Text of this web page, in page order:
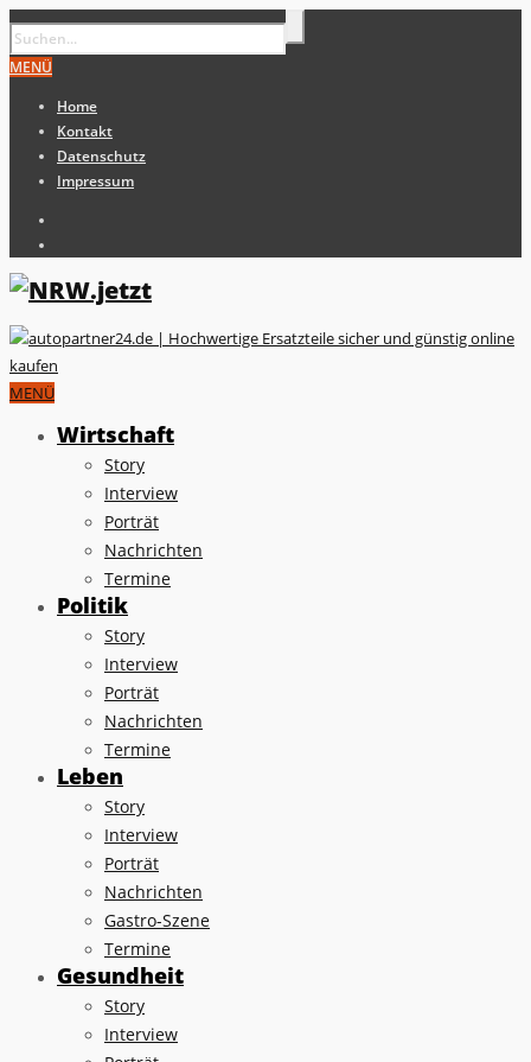
MENÜ
Home
Kontakt
Datenschutz
Impressum
MENÜ
Wirtschaft
Story
Interview
Porträt
Nachrichten
Termine
Politik
Story
Interview
Porträt
Nachrichten
Termine
Leben
Story
Interview
Porträt
Nachrichten
Gastro-Szene
Termine
Gesundheit
Story
Interview